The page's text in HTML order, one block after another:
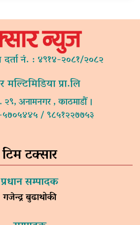
नं. : ४९१४-२०८१/२०८२
मल्टिमिडिया प्रा.लि
२९, अनामनगर , काठमाडौं ।
/ ९८५१२२७७५३
टिम टक्सार
प्रधान सम्पादक
गजेन्द्र बुढाथोकी